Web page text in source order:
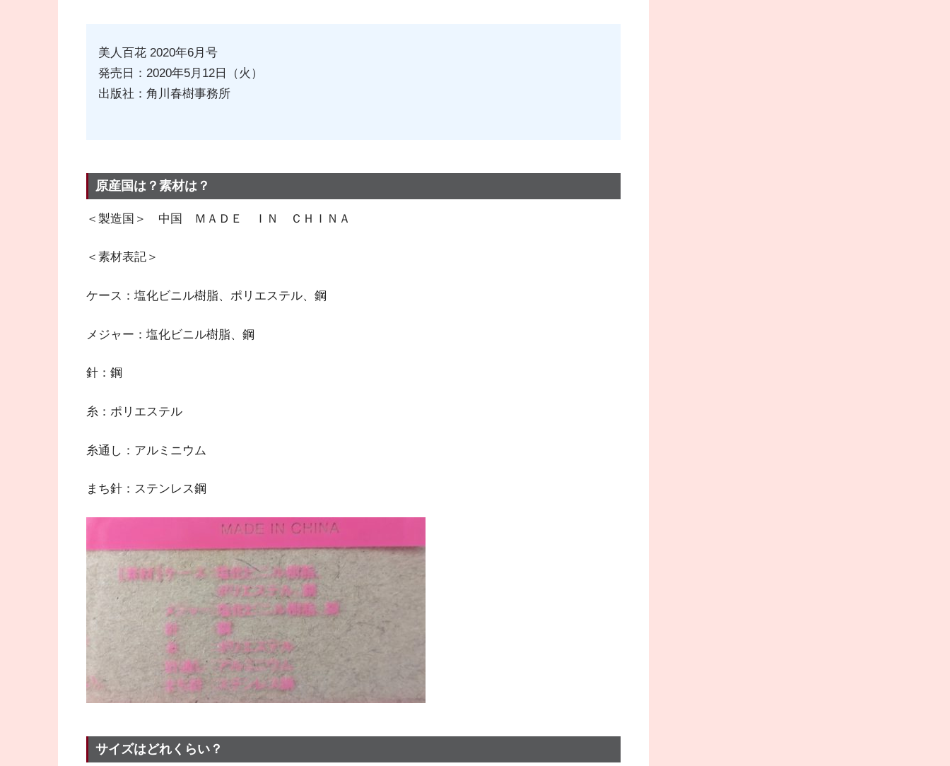
美人百花 2020年6月号
発売日：2020年5月12日（火）
出版社：角川春樹事務所
原産国は？素材は？
＜製造国＞ 中国 ＭＡＤＥ ＩＮ ＣＨＩＮＡ
＜素材表記＞
ケース：塩化ビニル樹脂、ポリエステル、鋼
メジャー：塩化ビニル樹脂、鋼
針：鋼
糸：ポリエステル
糸通し：アルミニウム
まち針：ステンレス鋼
サイズはどれくらい？